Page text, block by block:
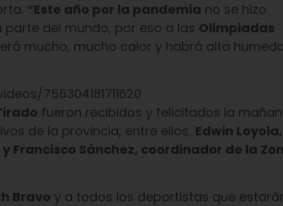
“Este año por la pandemia no se hizo
parte del mundo, por eso a las Olimpiadas
mucho, mucho calor y habrá alta
756304181711620
fueron recibidos y felicitados la
de la provincia, entre ellos, Edwin Loyola,
Sánchez, coordinador de la
Bravo y a todos los deportistas que